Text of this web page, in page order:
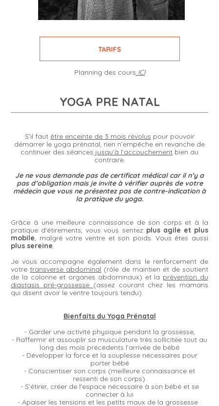
TARIFS
Planning des cours ICI
YOGA PRE NATAL
S’il faut être enceinte de 3 mois révolus pour pouvoir
démarrer le yoga prénatal, rien n’empêche en revanche de
continuer des séances jusqu’à l’accouchement bien au
contraire.
Je ne vous demande pas de certificat médical car il n’y a
pas d’obligation mais je invite à vérifier auprès de votre
médecin que vous ne présentez pas de contre-indication à
la pratique du yoga.
Grâce à une meilleure connaissance de son corps et à la
pratique d'étirements, vous vous sentez plus agile et plus
mobile, malgré votre ventre et son poids. Vous êtes aussi
plus sereine.
Je vous accompagne également dans le renforcement de
votretransverse abdominal (rôle de maintien et de soutient
de la colonne et organes abdominaux) et la prévention du
diastasis pré-grossesse (assez courant chez les mamans
qui disent avoir le ventre toujours tendu).
Bienfaits du Yoga Prénatal
- Garder une activité physique pendant la grossesse,
- Raffermir et assouplir sa musculature très sollicitée tout au
long des mois précédents l’arrivée de bébé
- Développer la force et la souplesse nécessaires pour
porter bébé
- Conscientiser son corps (meilleure connaissance et
ressenti de son corps).
- S’étirer, créer de l'espace nécessaire à son bébé et se
connecter à lui
- Apaiser les tensions et les petits maux de la grossesse :